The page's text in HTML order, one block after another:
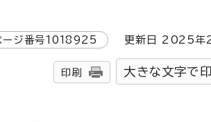
ージ番号1018925 更新日 2025年
印刷 大きな文字で